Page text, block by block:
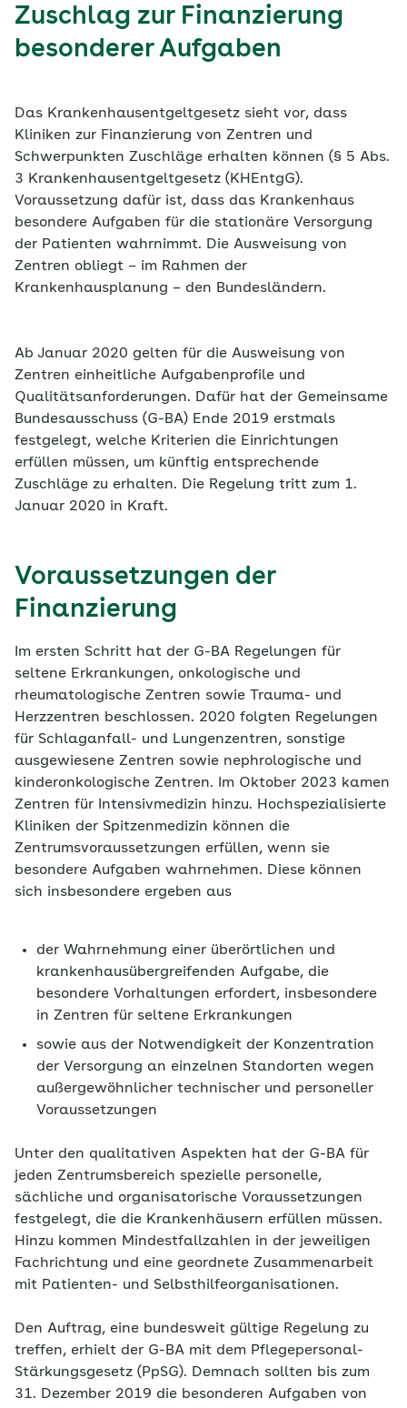
Zuschlag zur Finanzierung
besonderer Aufgaben
Das Krankenhausentgeltgesetz sieht vor, dass
Kliniken zur Finanzierung von Zentren und
Schwerpunkten Zuschläge erhalten können (§ 5 Abs.
3 Krankenhausentgeltgesetz (KHEntgG).
Voraussetzung dafür ist, dass das Krankenhaus
besondere Aufgaben für die stationäre Versorgung
der Patienten wahrnimmt. Die Ausweisung von
Zentren obliegt – im Rahmen der
Krankenhausplanung – den Bundesländern.
Ab Januar 2020 gelten für die Ausweisung von
Zentren einheitliche Aufgabenprofile und
Qualitätsanforderungen. Dafür hat der Gemeinsame
Bundesausschuss (G-BA) Ende 2019 erstmals
festgelegt, welche Kriterien die Einrichtungen
erfüllen müssen, um künftig entsprechende
Zuschläge zu erhalten. Die Regelung tritt zum 1.
Januar 2020 in Kraft.
Voraussetzungen der
Finanzierung
Im ersten Schritt hat der G-BA Regelungen für
seltene Erkrankungen, onkologische und
rheumatologische Zentren sowie Trauma- und
Herzzentren beschlossen. 2020 folgten Regelungen
für Schlaganfall- und Lungenzentren, sonstige
ausgewiesene Zentren sowie nephrologische und
kinderonkologische Zentren. Im Oktober 2023 kamen
Zentren für Intensivmedizin hinzu. Hochspezialisierte
Kliniken der Spitzenmedizin können die
Zentrumsvoraussetzungen erfüllen, wenn sie
besondere Aufgaben wahrnehmen. Diese können
sich insbesondere ergeben aus
der Wahrnehmung einer überörtlichen und
krankenhausübergreifenden Aufgabe, die
besondere Vorhaltungen erfordert, insbesondere
in Zentren für seltene Erkrankungen
sowie aus der Notwendigkeit der Konzentration
der Versorgung an einzelnen Standorten wegen
außergewöhnlicher technischer und personeller
Voraussetzungen
Unter den qualitativen Aspekten hat der G-BA für
jeden Zentrumsbereich spezielle personelle,
sächliche und organisatorische Voraussetzungen
festgelegt, die die Krankenhäusern erfüllen müssen.
Hinzu kommen Mindestfallzahlen in der jeweiligen
Fachrichtung und eine geordnete Zusammenarbeit
mit Patienten- und Selbsthilfeorganisationen.
Den Auftrag, eine bundesweit gültige Regelung zu
treffen, erhielt der G-BA mit dem Pflegepersonal-
Stärkungsgesetz (PpSG). Demnach sollten bis zum
31. Dezember 2019 die besonderen Aufgaben von